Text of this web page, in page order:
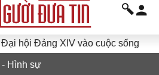
Đảng XIV vào cuộc sống
Hình sự